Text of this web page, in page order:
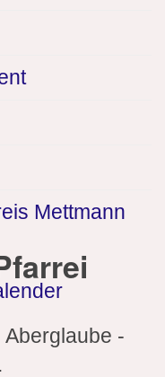
Mettmann
-